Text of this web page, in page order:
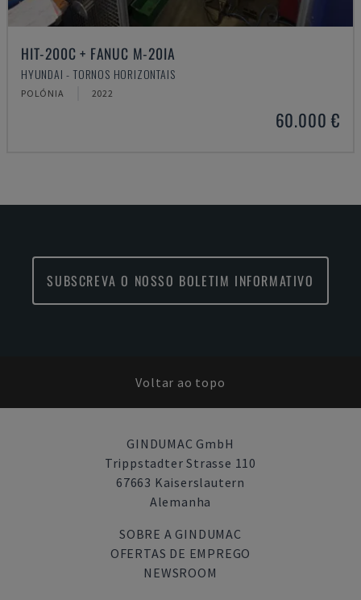
HIT-200C + FANUC M-20IA
HYUNDAI - TORNOS HORIZONTAIS
POLÓNIA 2022
60.000 €
SUBSCREVA O NOSSO BOLETIM INFORMATIVO
Voltar ao topo
GINDUMAC GmbH
Trippstadter Strasse 110
67663 Kaiserslautern
Alemanha
SOBRE A GINDUMAC
OFERTAS DE EMPREGO
NEWSROOM